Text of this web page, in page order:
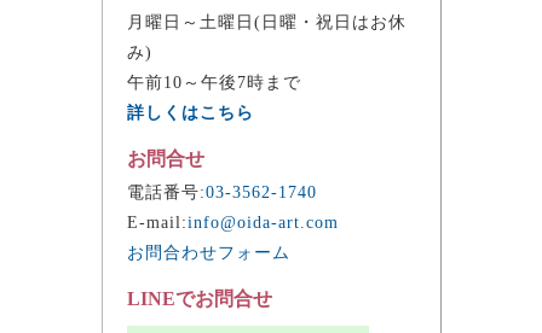
月曜日～土曜日(日曜・祝日はお休
み)
午前10～午後7時まで
詳しくはこちら
お問合せ
電話番号:03-3562-1740
E-mail:info@oida-art.com
お問合わせフォーム
LINEでお問合せ